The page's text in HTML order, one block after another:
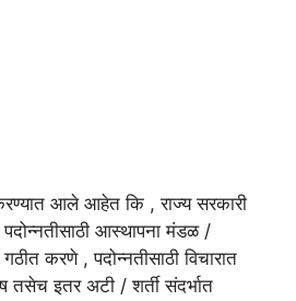
आले आहेत कि , राज्य सरकारी
पदोन्नतीसाठी आस्थापना मंडळ /
गठीत करणे , पदोन्नतीसाठी विचारात
तसेच इतर अटी / शर्ती संदर्भात